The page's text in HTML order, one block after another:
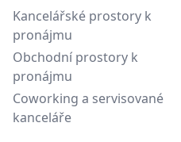
Kancelářské prostory k
pronájmu
Obchodní prostory k
pronájmu
Coworking a servisované
kanceláře